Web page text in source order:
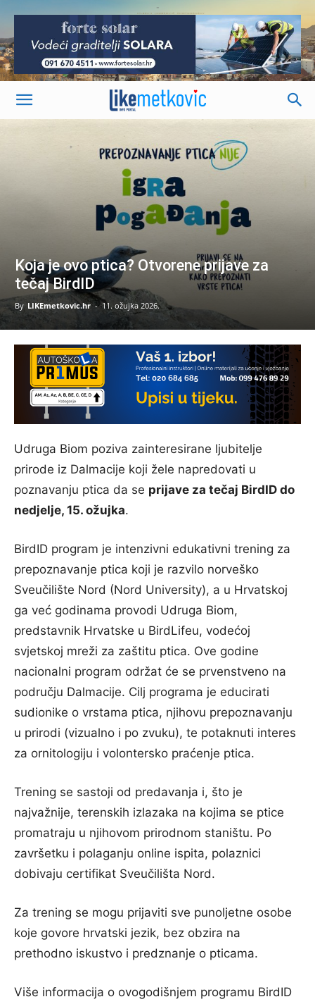
-
Koja je ovo ptica? Otvorene prijave za
tečaj BirdID
By LIKEmetkovic.hr - 11. ožujka 2026.
Udruga Biom poziva zainteresirane ljubitelje
prirode iz Dalmacije koji žele napredovati u
poznavanju ptica da se prijave za tečaj BirdID do
nedjelje, 15. ožujka.
BirdID program je intenzivni edukativni trening za
prepoznavanje ptica koji je razvilo norveško
Sveučilište Nord (Nord University), a u Hrvatskoj
ga već godinama provodi Udruga Biom,
predstavnik Hrvatske u BirdLifeu, vodećoj
svjetskoj mreži za zaštitu ptica. Ove godine
nacionalni program održat će se prvenstveno na
području Dalmacije. Cilj programa je educirati
sudionike o vrstama ptica, njihovu prepoznavanju
u prirodi (vizualno i po zvuku), te potaknuti interes
za ornitologiju i volontersko praćenje ptica.
Trening se sastoji od predavanja i, što je
najvažnije, terenskih izlazaka na kojima se ptice
promatraju u njihovom prirodnom staništu. Po
završetku i polaganju online ispita, polaznici
dobivaju certifikat Sveučilišta Nord.
Za trening se mogu prijaviti sve punoljetne osobe
koje govore hrvatski jezik, bez obzira na
prethodno iskustvo i predznanje o pticama.
Više informacija o ovogodišnjem programu BirdID